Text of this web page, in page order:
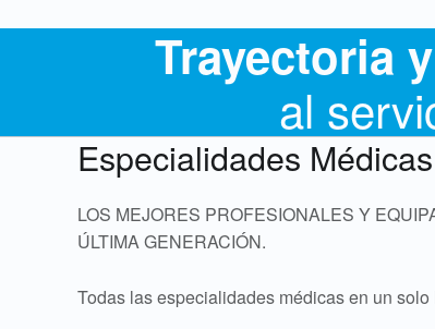
Trayectoria
al
Especialidades Médicas
LOS MEJORES PROFESIONALES Y
ÚLTIMA GENERACIÓN.
Todas las especialidades médicas en un solo